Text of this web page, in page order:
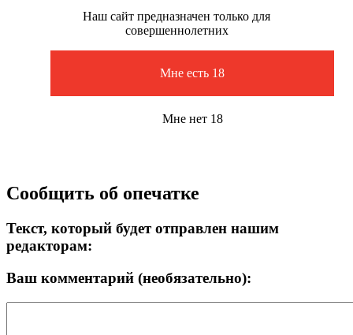
Наш сайт предназначен только для
совершеннолетних
Мне есть 18
Мне нет 18
Сообщить об опечатке
Текст, который будет отправлен нашим
редакторам:
Ваш комментарий (необязательно):